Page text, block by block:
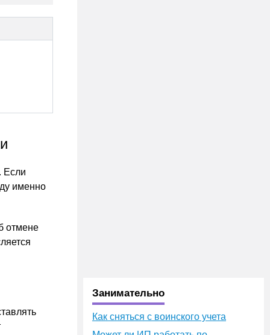
Если
именно
отмене
Занимательно
Как сняться с воинского учета